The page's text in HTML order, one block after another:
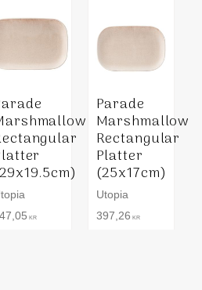
KR
Parade
Marshmallow
Rectangular
Platter
(25x17cm)
Utopia
397,26 KR